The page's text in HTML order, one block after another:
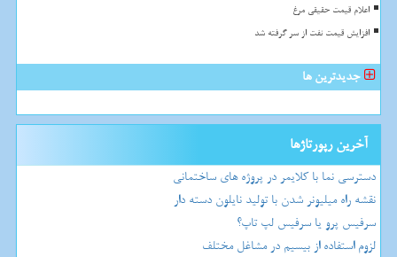
اعلام قیمت حقیقی مرغ
افزایش قیمت نفت از سر گرفته شد
جدیدترین ها
آخرین رپورتاژها
دسترسی نما با کلایمر در پروژه های ساختمانی
نقشه راه میلیونر شدن با تولید نایلون دسته دار
سرفیس پرو یا سرفیس لپ تاپ؟
لزوم استفاده از بیسیم در مشاغل مختلف